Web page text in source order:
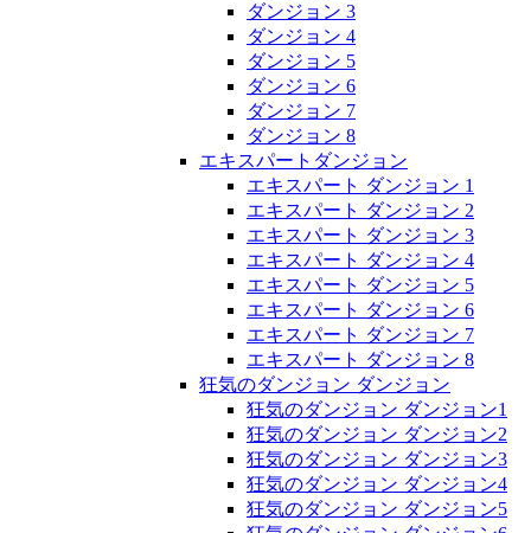
ダンジョン 3
ダンジョン 4
ダンジョン 5
ダンジョン 6
ダンジョン 7
ダンジョン 8
エキスパートダンジョン
エキスパート ダンジョン 1
エキスパート ダンジョン 2
エキスパート ダンジョン 3
エキスパート ダンジョン 4
エキスパート ダンジョン 5
エキスパート ダンジョン 6
エキスパート ダンジョン 7
エキスパート ダンジョン 8
狂気のダンジョン ダンジョン
狂気のダンジョン ダンジョン1
狂気のダンジョン ダンジョン2
狂気のダンジョン ダンジョン3
狂気のダンジョン ダンジョン4
狂気のダンジョン ダンジョン5